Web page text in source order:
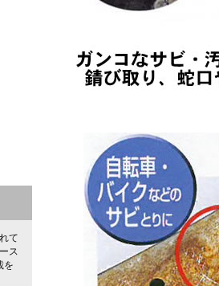
て
ス
を